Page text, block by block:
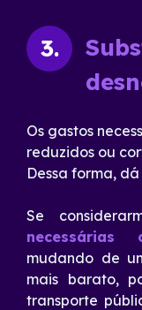
3.
Os gastos
reduzidos ou
Dessa forma,
Se
necessárias
mudando de
mais barato,
transporte